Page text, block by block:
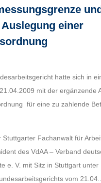
einer
hatte sich in
mit der ergänzende
für eine zu zahlende
Stuttgarter Fachanwalt für
des VdAA – Verband
e. V. mit Sitz in Stuttgart unter
vom